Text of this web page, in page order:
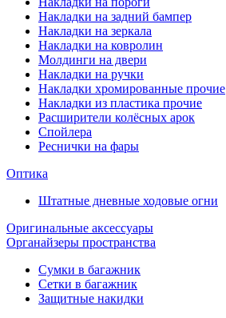
Накладки на задний бампер
Накладки на зеркала
Накладки на ковролин
Молдинги на двери
Накладки на ручки
Накладки хромированные прочие
Накладки из пластика прочие
Расширители колёсных арок
Спойлера
Реснички на фары
Оптика
Штатные дневные ходовые огни
Оригинальные аксессуары
Органайзеры пространства
Сумки в багажник
Сетки в багажник
Защитные накидки